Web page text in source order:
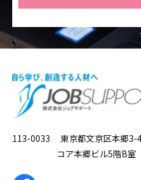
113-0033 東京都文京区本郷
コア本郷ビル5階B室